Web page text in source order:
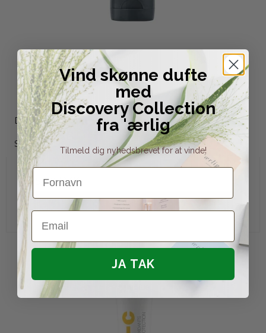
Dermalogica Intensive Moisture Balance 100 ml
Dermalogica
SB-D062-2
585,00 DKK
Vis produkt
Vind skønne dufte
med
Discovery Collection
fra 'ærlig
Tilmeld dig nyhedsbrevet for at vinde!
Fornavn
Email
JA TAK